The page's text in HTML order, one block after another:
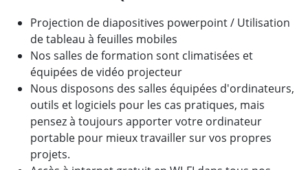
Projection de diapositives powerpoint / Utilisation
de tableau à feuilles mobiles
Nos salles de formation sont climatisées et
équipées de vidéo projecteur
Nous disposons des salles équipées d'ordinateurs,
outils et logiciels pour les cas pratiques, mais
pensez à toujours apporter votre ordinateur
portable pour mieux travailler sur vos propres
projets.